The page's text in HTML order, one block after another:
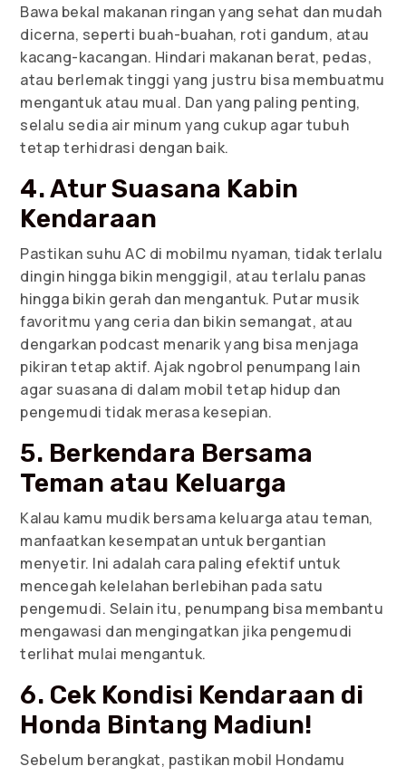
Bawa bekal makanan ringan yang sehat dan mudah
dicerna, seperti buah-buahan, roti gandum, atau
kacang-kacangan. Hindari makanan berat, pedas,
atau berlemak tinggi yang justru bisa membuatmu
mengantuk atau mual. Dan yang paling penting,
selalu sedia air minum yang cukup agar tubuh
tetap terhidrasi dengan baik.
4. Atur Suasana Kabin
Kendaraan
Pastikan suhu AC di mobilmu nyaman, tidak terlalu
dingin hingga bikin menggigil, atau terlalu panas
hingga bikin gerah dan mengantuk. Putar musik
favoritmu yang ceria dan bikin semangat, atau
dengarkan podcast menarik yang bisa menjaga
pikiran tetap aktif. Ajak ngobrol penumpang lain
agar suasana di dalam mobil tetap hidup dan
pengemudi tidak merasa kesepian.
5. Berkendara Bersama
Teman atau Keluarga
Kalau kamu mudik bersama keluarga atau teman,
manfaatkan kesempatan untuk bergantian
menyetir. Ini adalah cara paling efektif untuk
mencegah kelelahan berlebihan pada satu
pengemudi. Selain itu, penumpang bisa membantu
mengawasi dan mengingatkan jika pengemudi
terlihat mulai mengantuk.
6. Cek Kondisi Kendaraan di
Honda Bintang Madiun!
Sebelum berangkat, pastikan mobil Hondamu